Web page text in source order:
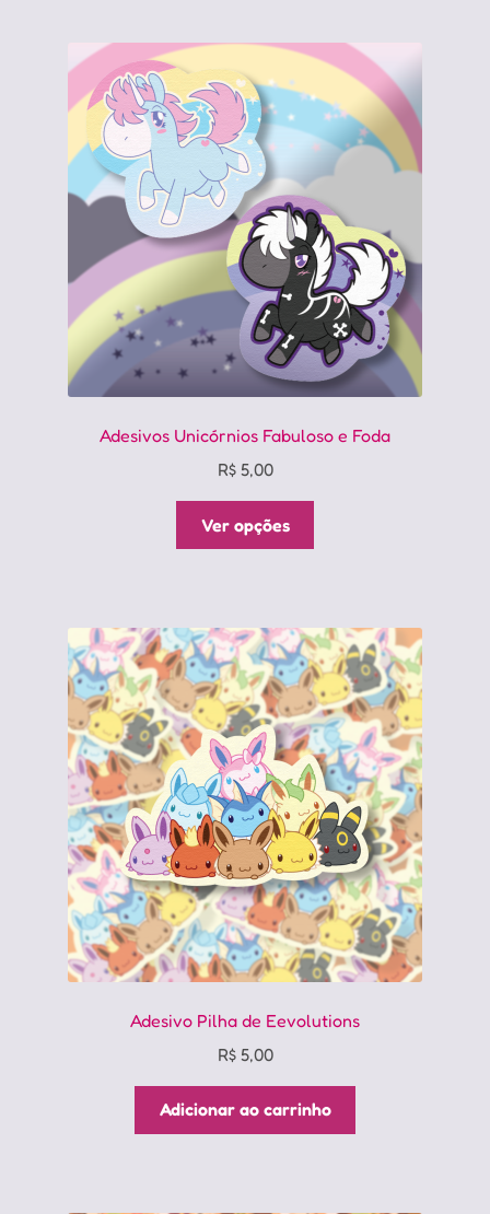
As
opções
podem
ser
escolhidas
na
página
do
produto
Adesivos Unicórnios Fabuloso e Foda
R$5,00
Ver opções
As
opções
podem
ser
escolhidas
na
página
do
produto
Adesivo Pilha de Eevolutions
R$5,00
Adicionar ao carrinho